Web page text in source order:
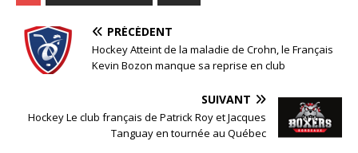
PRÉCÉDENT
Hockey Atteint de la maladie de Crohn, le Français
Kevin Bozon manque sa reprise en club
SUIVANT
Hockey Le club français de Patrick Roy et Jacques
Tanguay en tournée au Québec